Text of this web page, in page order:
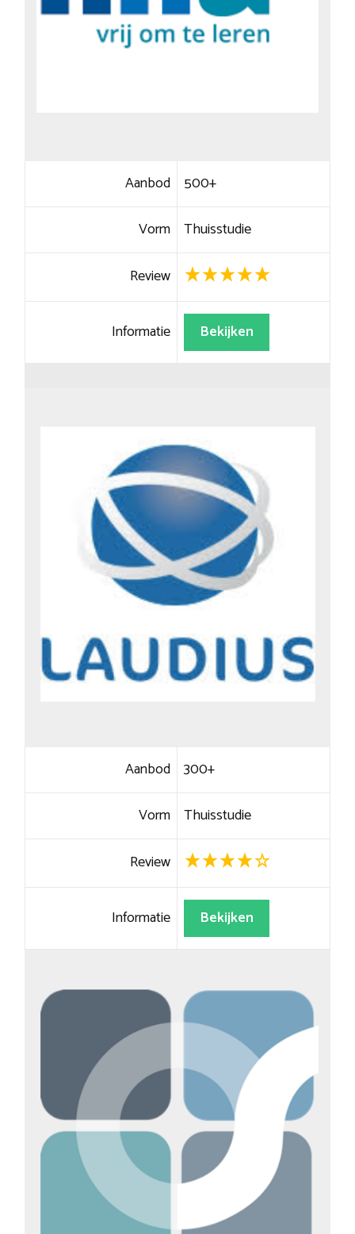
Aanbod 500+
Vorm Thuisstudie
Review
Informatie Bekijken
Aanbod 300+
Vorm Thuisstudie
Review
Informatie Bekijken